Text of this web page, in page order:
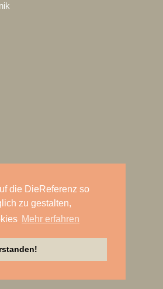
die DieReferenz so
zu gestalten,
Mehr erfahren